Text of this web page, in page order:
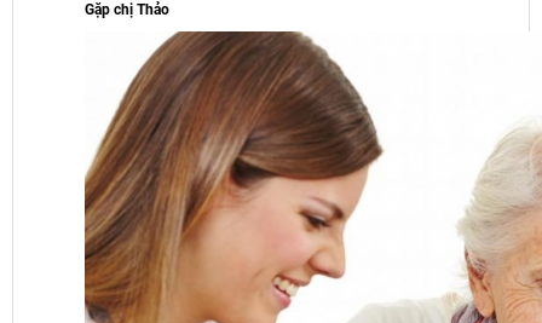
Gặp chị Thảo